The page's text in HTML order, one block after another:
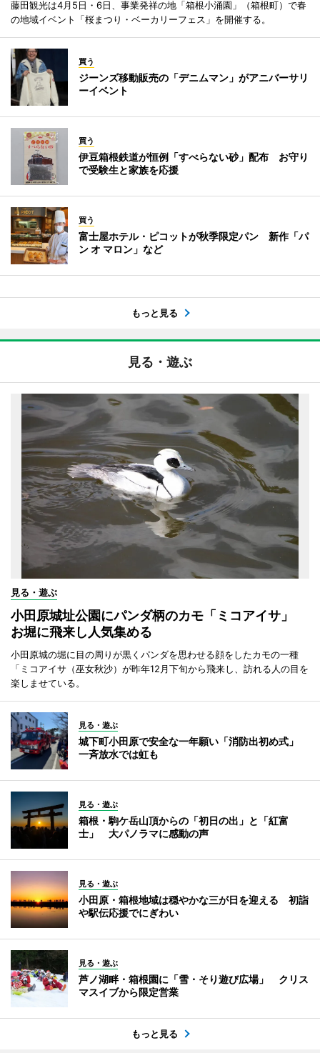
藤田観光は4月5日・6日、事業発祥の地「箱根小涌園」（箱根町）で春
の地域イベント「桜まつり・ベーカリーフェス」を開催する。
買う
ジーンズ移動販売の「デニムマン」がアニバーサリ
ーイベント
買う
伊豆箱根鉄道が恒例「すべらない砂」配布 お守り
で受験生と家族を応援
買う
富士屋ホテル・ピコットが秋季限定パン 新作「パ
ン オ マロン」など
もっと見る
見る・遊ぶ
見る・遊ぶ
小田原城址公園にパンダ柄のカモ「ミコアイサ」
お堀に飛来し人気集める
小田原城の堀に目の周りが黒くパンダを思わせる顔をしたカモの一種
「ミコアイサ（巫女秋沙）が昨年12月下旬から飛来し、訪れる人の目を
楽しませている。
見る・遊ぶ
城下町小田原で安全な一年願い「消防出初め式」
一斉放水では虹も
見る・遊ぶ
箱根・駒ケ岳山頂からの「初日の出」と「紅富
士」 大パノラマに感動の声
見る・遊ぶ
小田原・箱根地域は穏やかな三が日を迎える 初詣
や駅伝応援でにぎわい
見る・遊ぶ
芦ノ湖畔・箱根園に「雪・そり遊び広場」 クリス
マスイブから限定営業
もっと見る